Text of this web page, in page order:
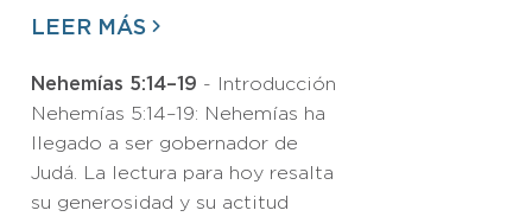
LEER MÁS
Nehemías 5:14–19 - Introducción
Nehemías 5:14–19: Nehemías ha
llegado a ser gobernador de
Judá. La lectura para hoy resalta
su generosidad y su actitud